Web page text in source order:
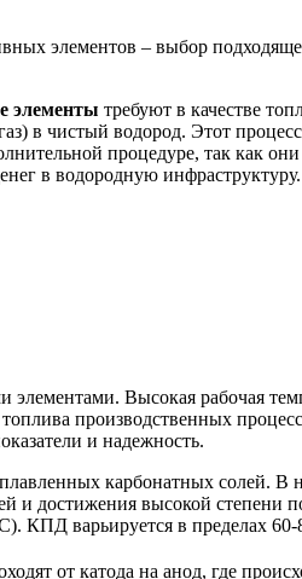
элементов – выбор
элементы требуют в качестве
в чистый водород. Этот
процедуре, так как
в водородную инфраструктуру.
Высокая рабочая
производственных
и надежность.
карбонатных солей. В
и достижения высокой степени
КПД варьируется в пределах 60-
от катода на анод, где